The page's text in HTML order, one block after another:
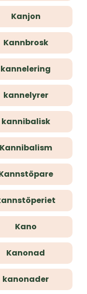
Kanjon
Kannbrosk
kannelering
kannelyrer
kannibalisk
Kannibalism
Kano
Kanonad
kanonader